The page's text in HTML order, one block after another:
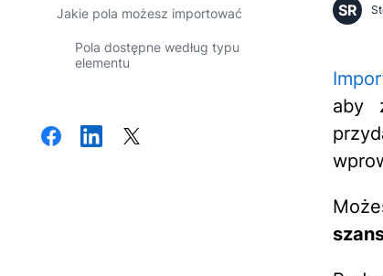
Jakie pola możesz importować
Pola dostępne według typu
elementu
SR
aby